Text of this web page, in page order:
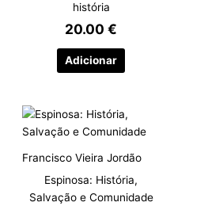
história
20.00€
Adicionar
Francisco Vieira Jordão
Espinosa: História,
Salvação e Comunidade